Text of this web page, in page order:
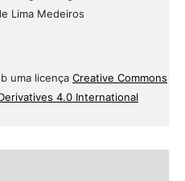
Lima Medeiros
uma licença Creative Commons
4.0 International